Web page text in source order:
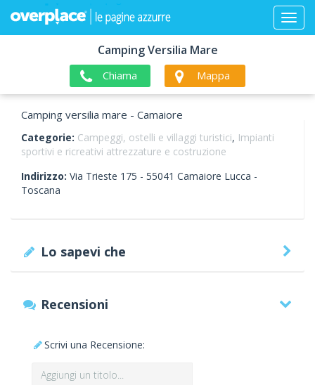
Camping Versilia Mare
Chiama Mappa
Camping versilia mare - Camaiore
Categorie: Campeggi, ostelli e villaggi turistici, Impianti
sportivi e ricreativi attrezzature e costruzione
Indirizzo: Via Trieste 175 - 55041 Camaiore Lucca -
Toscana
Lo sapevi che
Recensioni
Scrivi una Recensione: